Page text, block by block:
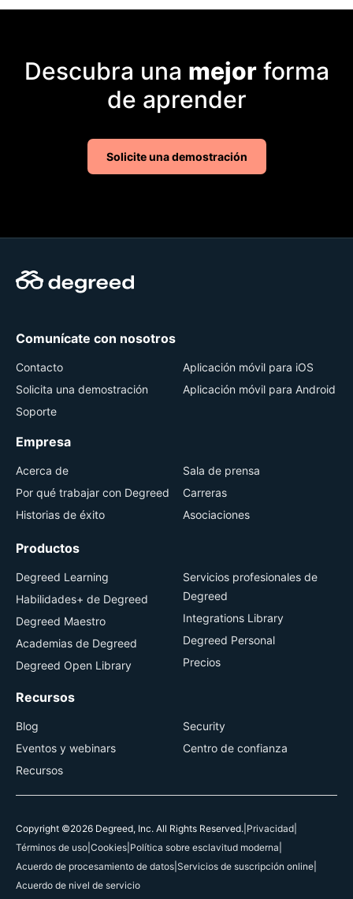
Descubra una mejorforma
de aprender
Solicite una demostración
Comunícate con nosotros
Contacto
Solicita una demostración
Soporte
Aplicación móvil para iOS
Aplicación móvil para Android
Empresa
Acerca de
Por qué trabajar con Degreed
Historias de éxito
Sala de prensa
Carreras
Asociaciones
Productos
Degreed Learning
Habilidades+ de Degreed
Degreed Maestro
Academias de Degreed
Degreed Open Library
Servicios profesionales de
Degreed
Integrations Library
Degreed Personal
Precios
Recursos
Blog
Eventos y webinars
Recursos
Security
Centro de confianza
Copyright ©2026 Degreed, Inc. All Rights Reserved. Privacidad
Términos de uso Cookies Política sobre esclavitud moderna
Acuerdo de procesamiento de datos Servicios de suscripción online
Acuerdo de nivel de servicio